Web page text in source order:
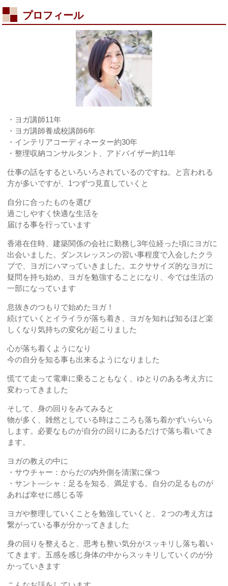
プロフィール
・ヨガ講師11年
・ヨガ講師養成校講師6年
・インテリアコーディネーター約30年
・整理収納コンサルタント、アドバイザー約11年
仕事の話をするといろいろされているのですね。と言われる
方が多いですが、1つずつ見直していくと
自分に合ったものを選び
過ごしやすく快適な生活を
届ける事を行っています
香港在住時、建築関係の会社に勤務し3年位経った頃にヨガに
出会いました。ダンスレッスンの習い事程度で入会したクラ
ブで、ヨガにハマっていきました。エクササイズ的なヨガに
疑問を持ち始め、ヨガを勉強することになり、今では生活の
一部になっています
息抜きのつもりで始めたヨガ！
続けていくとイライラが落ち着き、ヨガを知れば知るほど楽
しくなり気持ちの変化が起こりました
心が落ち着くようになり
今の自分を知る事も出来るようになりました
慌てて走って電車に乗ることもなく、ゆとりのある考え方に
変わってきました
そして、身の回りをみてみると
物が多く、雑然としている時はこころも落ち着かずいらいら
します。必要なものが自分の回りにあるだけで落ち着いてき
ます。
ヨガの教えの中に
・サウチャー：からだの内外側を清潔に保つ
・サント―シャ：足るを知る、満足する。自分の足るものが
あれば幸せに感じる等
ヨガや整理していくことを勉強していくと、２つの考え方は
繋がっている事が分かってきました
身の回りを整えると、思考も整い気分がスッキリし落ち着い
てきます。五感を感じ身体の中からスッキリしていくのが分
かっていきます